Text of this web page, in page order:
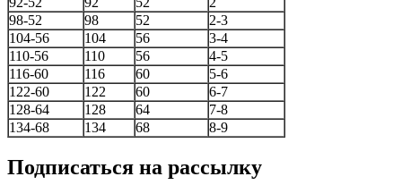
98-52
98 52
2-3
104-56
104 56
3-4
110-56
110 56
4-5
116-60
116 60
5-6
122-60
122 60
6-7
128-64
128 64
7-8
134-68
134 68 8-9
Подписаться на рассылку